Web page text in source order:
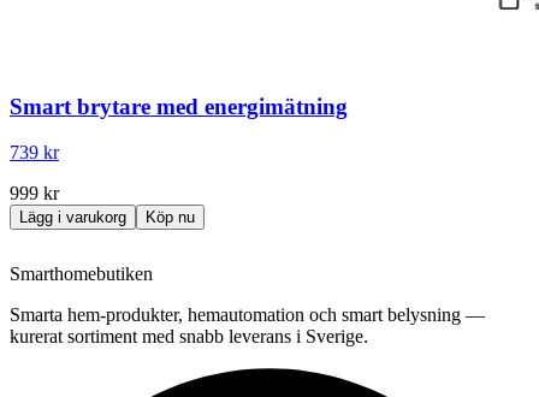
Smart brytare med energimätning
739 kr
999 kr
Lägg i varukorg Köp nu
Smarthomebutiken
Smarta hem-produkter, hemautomation och smart belysning —
kurerat sortiment med snabb leverans i Sverige.